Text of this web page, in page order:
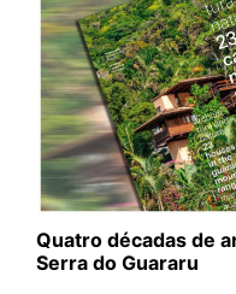
Quatro décadas de
Serra do Guararu